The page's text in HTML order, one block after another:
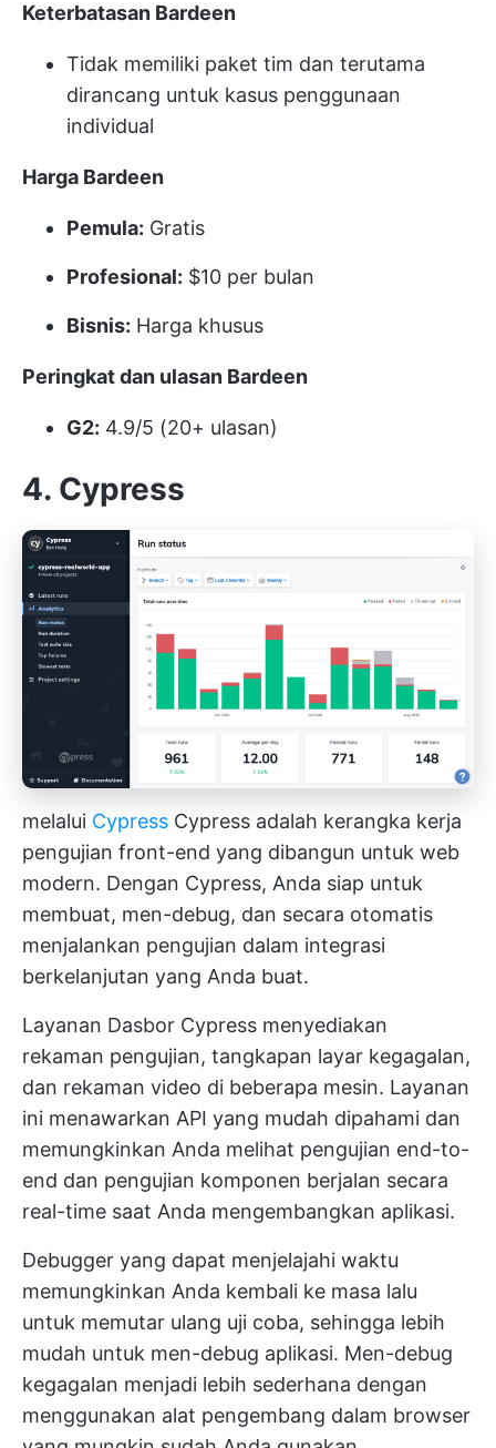
Keterbatasan Bardeen
Tidak memiliki paket tim dan terutama
dirancang untuk kasus penggunaan
individual
Harga Bardeen
Pemula: Gratis
Profesional: $10 per bulan
Bisnis: Harga khusus
Peringkat dan ulasan Bardeen
G2: 4.9/5 (20+ ulasan)
4. Cypress
melalui Cypress Cypress adalah kerangka kerja
pengujian front-end yang dibangun untuk web
modern. Dengan Cypress, Anda siap untuk
membuat, men-debug, dan secara otomatis
menjalankan pengujian dalam integrasi
berkelanjutan yang Anda buat.
Layanan Dasbor Cypress menyediakan
rekaman pengujian, tangkapan layar kegagalan,
dan rekaman video di beberapa mesin. Layanan
ini menawarkan API yang mudah dipahami dan
memungkinkan Anda melihat pengujian end-to-
end dan pengujian komponen berjalan secara
real-time saat Anda mengembangkan aplikasi.
Debugger yang dapat menjelajahi waktu
memungkinkan Anda kembali ke masa lalu
untuk memutar ulang uji coba, sehingga lebih
mudah untuk men-debug aplikasi. Men-debug
kegagalan menjadi lebih sederhana dengan
menggunakan alat pengembang dalam browser